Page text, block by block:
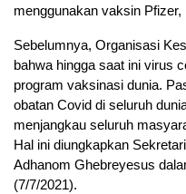
menggunakan vaksin
Sebelumnya, Organisasi
bahwa hingga saat ini virus
program vaksinasi dunia.
obatan Covid di seluruh
menjangkau seluruh
Hal ini diungkapkan
Adhanom Ghebreyesus
(7/7/2021).